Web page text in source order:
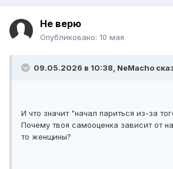
Не верю
Опубликовано: 10 мая
09.05.2026 в 10:38, NeMacho
И что значит "начал париться из-за
Почему твоя самооценка зависит от
то женщины?